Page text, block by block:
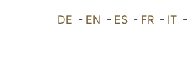
DE - EN - ES - FR - IT -